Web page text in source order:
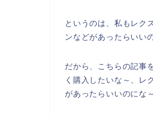
というのは、私もレク
ンなどがあったらいい
だから、こちらの記事
く購入したいな～、レ
があったらいいのにな